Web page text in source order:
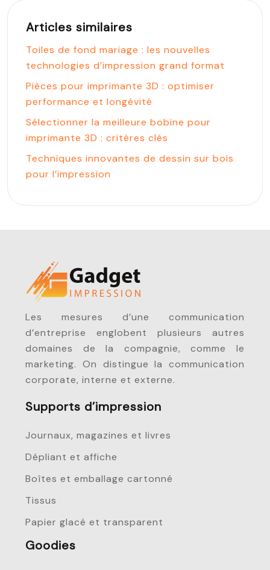
Articles similaires
Toiles de fond mariage : les nouvelles
technologies d’impression grand format
Pièces pour imprimante 3D : optimiser
performance et longévité
Sélectionner la meilleure bobine pour
imprimante 3D : critères clés
Techniques innovantes de dessin sur bois
pour l’impression
Les mesures d’une communication
d’entreprise englobent plusieurs autres
domaines de la compagnie, comme le
marketing. On distingue la communication
corporate, interne et externe.
Supports d’impression
Journaux, magazines et livres
Dépliant et affiche
Boîtes et emballage cartonné
Tissus
Papier glacé et transparent
Goodies